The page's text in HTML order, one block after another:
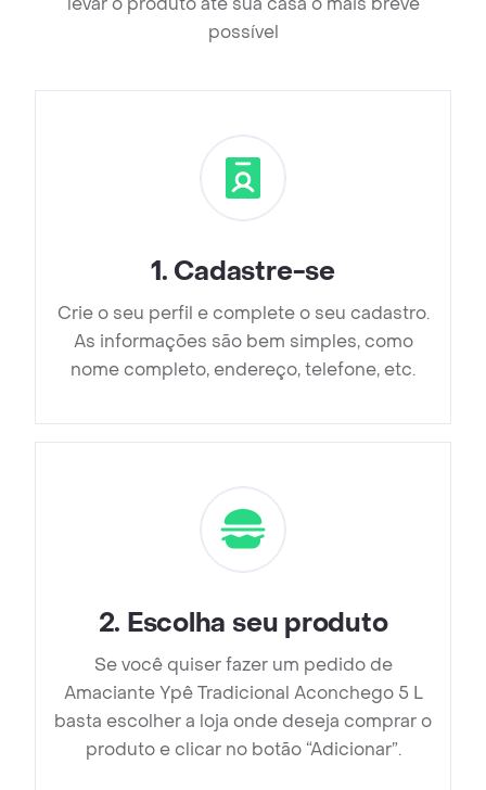
possível
1. Cadastre-se
Crie o seu perfil e complete o seu cadastro.
As informações são bem simples, como
nome completo, endereço, telefone, etc.
2. Escolha seu produto
Se você quiser fazer um pedido de
Amaciante Ypê Tradicional Aconchego 5 L
basta escolher a loja onde deseja comprar o
produto e clicar no botão “Adicionar”.